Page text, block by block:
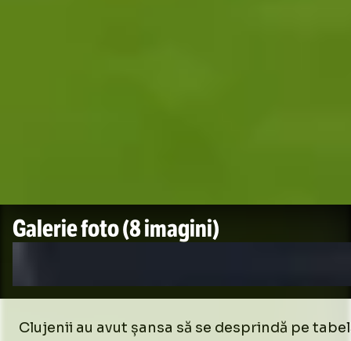
Galerie foto(8 imagini)
Clujenii au avut șansa să se desprindă pe